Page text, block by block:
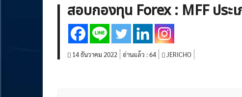
สอบกองทุน Forex : MFF ประ
14 ธันวาคม 2022 อ่านแล้ว :64 JERICHO